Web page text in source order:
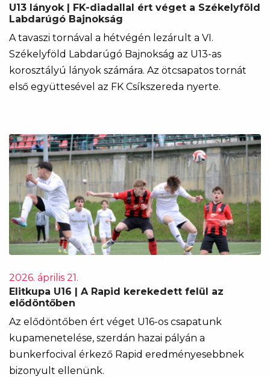
U13 lányok | FK-diadallal ért véget a Székelyföld
Labdarúgó Bajnokság
A tavaszi tornával a hétvégén lezárult a VI.
Székelyföld Labdarúgó Bajnokság az U13-as
korosztályú lányok számára. Az ötcsapatos tornát
első együttesével az FK Csíkszereda nyerte.
2026. április 21.
Elitkupa U16 | A Rapid kerekedett felül az
elődöntőben
Az elődöntőben ért véget U16-os csapatunk
kupamenetelése, szerdán hazai pályán a
bunkerfocival érkező Rapid eredményesebbnek
bizonyult ellenünk.